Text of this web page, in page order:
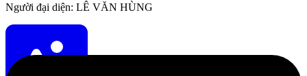
Người đại diện: LÊ VĂN HÙNG